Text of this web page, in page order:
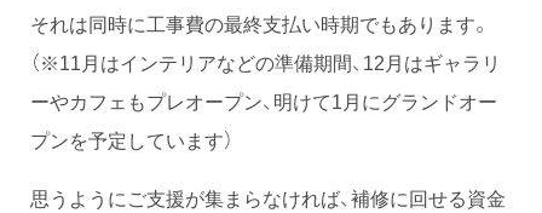
それは同時に工事費の最終支払い時期でもあります。
（※11月はインテリアなどの準備期間、12月はギャラリ
ーやカフェもプレオープン、明けて1月にグランドオー
プンを予定しています）
思うようにご支援が集まらなければ、補修に回せる資金